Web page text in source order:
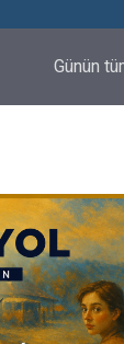
Semra Dinçer,
Günün